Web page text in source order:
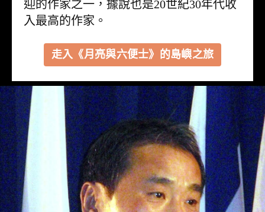
迎的作家之一，據說也是20世紀30年代收
入最高的作家。
走入《月亮與六便士》的島嶼之旅